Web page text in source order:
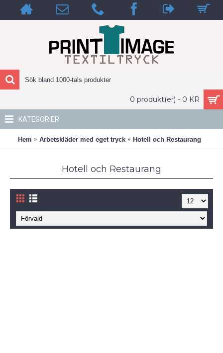
0 produkt(er) - 0 KR
KATEGORIER
Hem Arbetskläder med eget tryck Hotell och Restaurang
Hotell och Restaurang